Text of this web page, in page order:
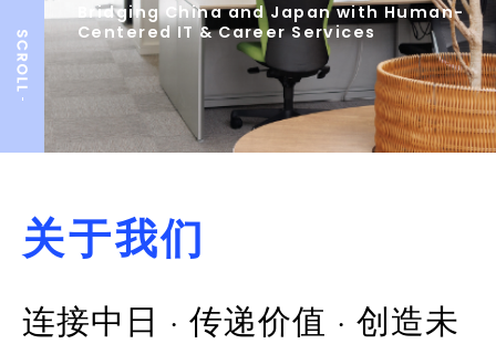
Bridging China and Japan with Human-
Centered IT & Career Services
关于我们
连接中日 · 传递价值 · 创造未